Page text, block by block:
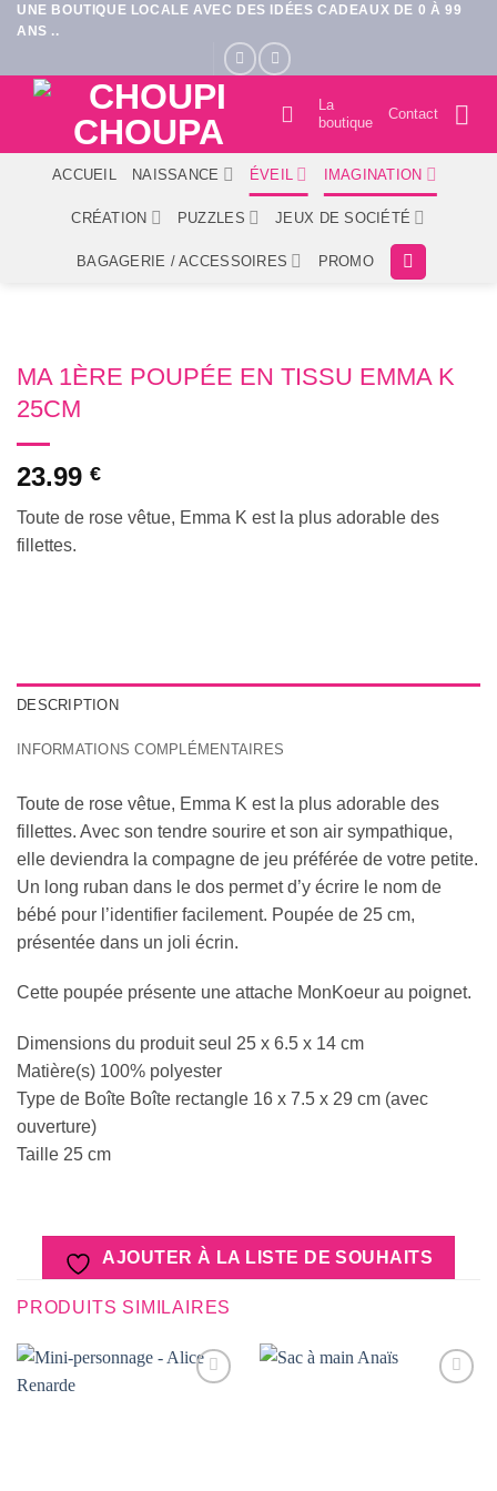
Passer
au
UNE BOUTIQUE LOCALE AVEC DES IDÉES CADEAUX DE 0 À 99
ANS ..
La
boutique
Contact
ACCUEIL NAISSANCE ÉVEIL IMAGINATION
CRÉATION PUZZLES JEUX DE SOCIÉTÉ
BAGAGERIE / ACCESSOIRES PROMO
MA 1ÈRE POUPÉE EN TISSU EMMA K
25CM
23.99 €
Toute de rose vêtue, Emma K est la plus adorable des
fillettes.
DESCRIPTION
INFORMATIONS COMPLÉMENTAIRES
Toute de rose vêtue, Emma K est la plus adorable des
fillettes. Avec son tendre sourire et son air sympathique,
elle deviendra la compagne de jeu préférée de votre petite.
Un long ruban dans le dos permet d’y écrire le nom de
bébé pour l’identifier facilement. Poupée de 25 cm,
présentée dans un joli écrin.
Cette poupée présente une attache MonKoeur au poignet.
Dimensions du produit seul 25 x 6.5 x 14 cm
Matière(s) 100% polyester
Type de Boîte Boîte rectangle 16 x 7.5 x 29 cm (avec
ouverture)
Taille 25 cm
AJOUTER À LA LISTE DE SOUHAITS
PRODUITS SIMILAIRES